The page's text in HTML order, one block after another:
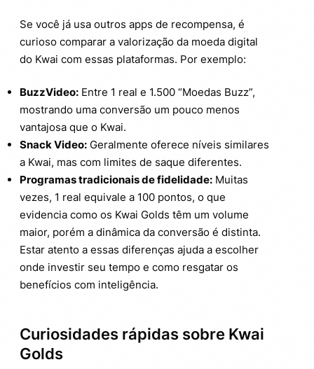
Se você já usa outros apps de recompensa, é
curioso comparar a valorização da moeda digital
do Kwai com essas plataformas. Por exemplo:
BuzzVideo: Entre 1 real e 1.500 “Moedas Buzz”,
mostrando uma conversão um pouco menos
vantajosa que o Kwai.
Snack Video: Geralmente oferece níveis similares
a Kwai, mas com limites de saque diferentes.
Programas tradicionais de fidelidade: Muitas
vezes, 1 real equivale a 100 pontos, o que
evidencia como os Kwai Golds têm um volume
maior, porém a dinâmica da conversão é distinta.
Estar atento a essas diferenças ajuda a escolher
onde investir seu tempo e como resgatar os
benefícios com inteligência.
Curiosidades rápidas sobre Kwai
Golds